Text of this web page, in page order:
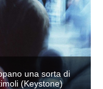
una sorta di
(Keystone)